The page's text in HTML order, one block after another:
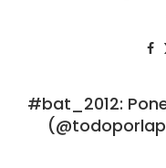
#bat_2012: